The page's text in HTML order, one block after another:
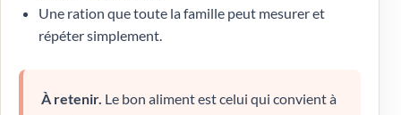
Une ration que toute la famille peut mesurer et
répéter simplement.
À retenir. Le bon aliment est celui qui convient à